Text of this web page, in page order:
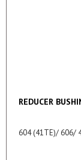
REDUCER
604 (41TE)/ 606/